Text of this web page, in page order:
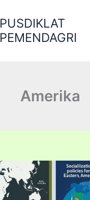
PUSDIKLAT
PEMENDAGRI
Amerika